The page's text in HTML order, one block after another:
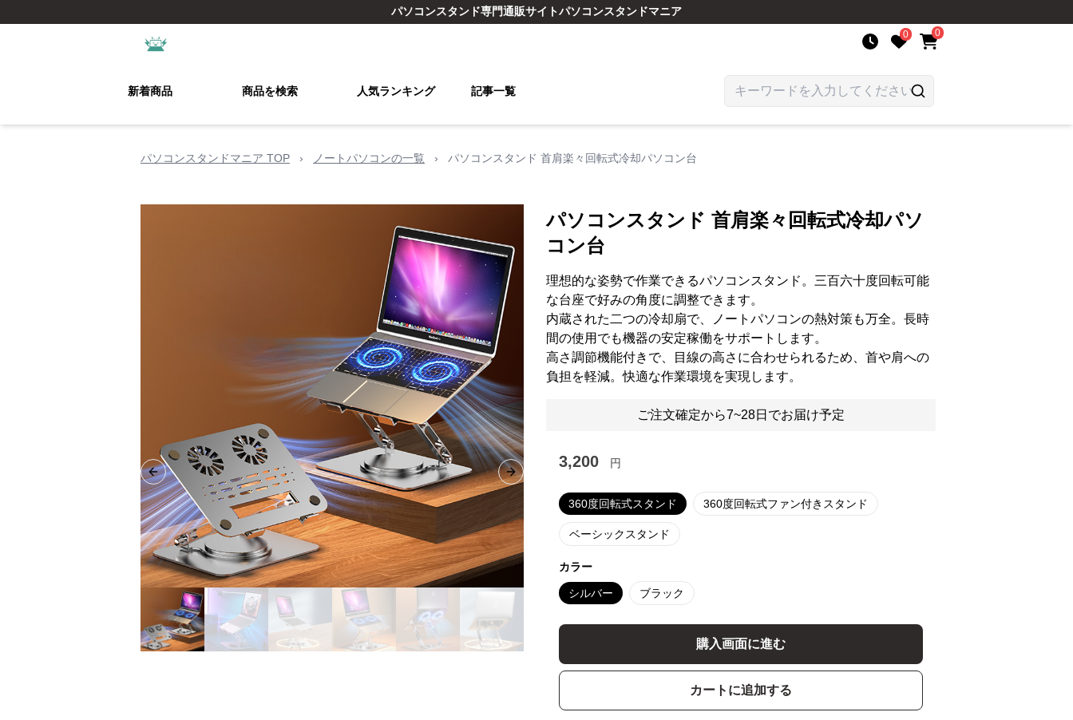
パソコンスタンド専門通販サイトパソコンスタンドマニア
0 0
新着商品 商品を検索 人気ランキング 記事一覧
パソコンスタンドマニア TOP › ノートパソコンの一覧 › パソコンスタンド 首肩楽々回転式冷却パソコン台
Previous slide Next slide
パソコンスタンド 首肩楽々回転式冷却パソ
コン台
理想的な姿勢で作業できるパソコンスタンド。三百六十度回転可能
な台座で好みの角度に調整できます。
内蔵された二つの冷却扇で、ノートパソコンの熱対策も万全。長時
間の使用でも機器の安定稼働をサポートします。
高さ調節機能付きで、目線の高さに合わせられるため、首や肩への
負担を軽減。快適な作業環境を実現します。
ご注文確定から7~28日でお届け予定
3,200 円
360度回転式スタンド 360度回転式ファン付きスタンド
ベーシックスタンド
カラー
シルバー ブラック
購入画面に進む
カートに追加する